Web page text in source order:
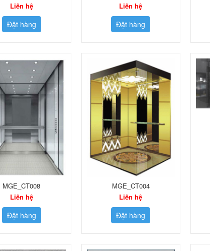
Liên hệ
Đặt hàng
Liên hệ
Đặt hàng
MGE_CT008
Liên hệ
Đặt hàng
MGE_CT004
Liên hệ
Đặt hàng